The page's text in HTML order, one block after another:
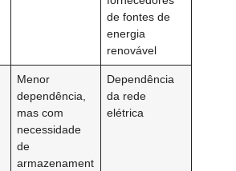
de fontes de
energia
renovável
Menor
dependência,
mas com
necessidade
de
armazenament
Dependência
da rede
elétrica